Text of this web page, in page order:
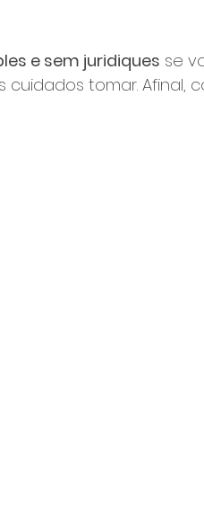
e sem juridiques se
cuidados tomar. Afinal,